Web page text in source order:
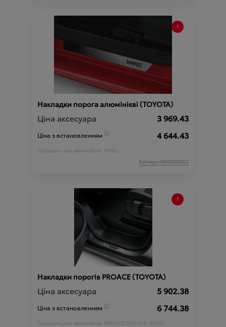
Накладки порога алюмінієві (TOYOTA)
Ціна аксесуара 3 969.43
Ціна з встановленням 4 644.43
Підходить для автомобіля :YARIS;
Артикул:N00000262
Накладки порогів PROACE (TOYOTA)
Ціна аксесуара 5 902.38
Ціна з встановленням 6 744.38
Підходить для автомобіля :PROACE;PROACE VERSO;